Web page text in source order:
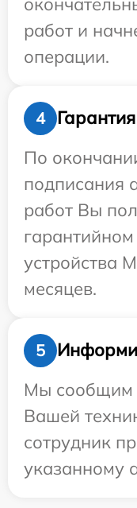
работ и
операции.
4
Гарантия
По
подписания
работ Вы
устройства
месяцев.
5
Мы сообщим
Вашей
сотрудник
указанному